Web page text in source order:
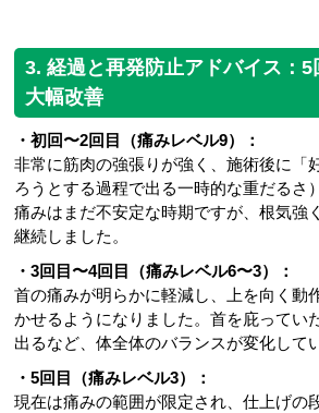
3. 経過と再発防止アドバイス：
大幅改善
・初回〜2回目（痛みレベル9）：
非常に筋肉の強張りが強く、施術後に「
ろうとする過程で出る一時的な重だるさ
痛みはまだ不安定な時期ですが、根気強
継続しました。
・3回目〜4回目（痛みレベル6〜3）：
首の痛みが明らかに軽減し、上を向く動
かせるようになりました。首を庇ってい
出るなど、体全体のバランスが変化して
・5回目（痛みレベル3）：
現在は痛みの範囲が限定され、仕上げの